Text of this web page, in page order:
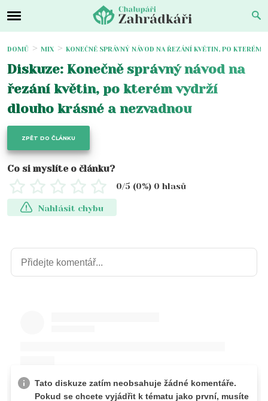
DOMŮ MIX KONEČNĚ SPRÁVNÝ NÁVOD NA ŘEZÁNÍ KVĚTIN, PO KTERÉM
Diskuze: Konečně správný návod na
řezání květin, po kterém vydrží
dlouho krásné a nezvadnou
ZPĚT DO ČLÁNKU
Co si myslíte o článku?
0/5 (0%) 0 hlasů
Nahlásit chybu